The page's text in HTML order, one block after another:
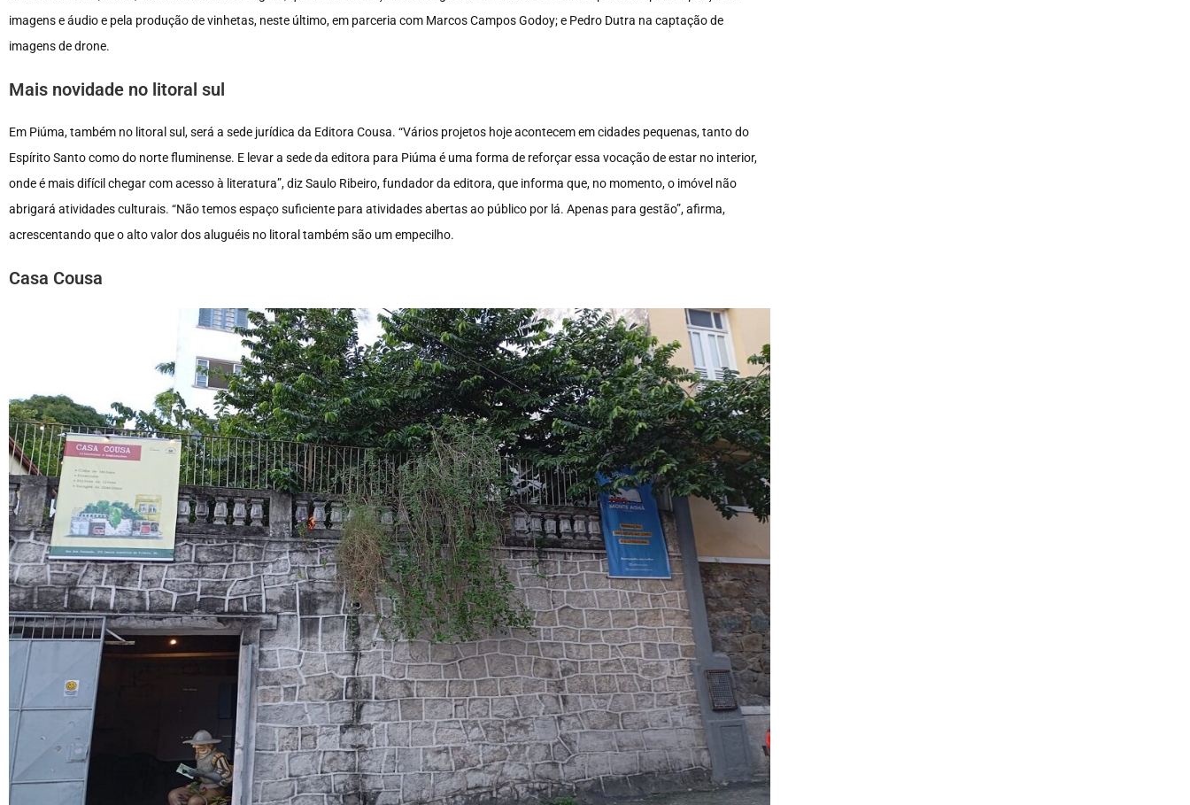
imagens e áudio e pela produção de vinhetas, neste último, em parceria com Marcos Campos Godoy; e Pedro Dutra na captação de
imagens de drone.
Mais novidade no litoral sul
Em Piúma, também no litoral sul, será a sede jurídica da Editora Cousa. “Vários projetos hoje acontecem em cidades pequenas, tanto do
Espírito Santo como do norte fluminense. E levar a sede da editora para Piúma é uma forma de reforçar essa vocação de estar no interior,
onde é mais difícil chegar com acesso à literatura”, diz Saulo Ribeiro, fundador da editora, que informa que, no momento, o imóvel não
abrigará atividades culturais. “Não temos espaço suficiente para atividades abertas ao público por lá. Apenas para gestão”, afirma,
acrescentando que o alto valor dos aluguéis no litoral também são um empecilho.
Casa Cousa